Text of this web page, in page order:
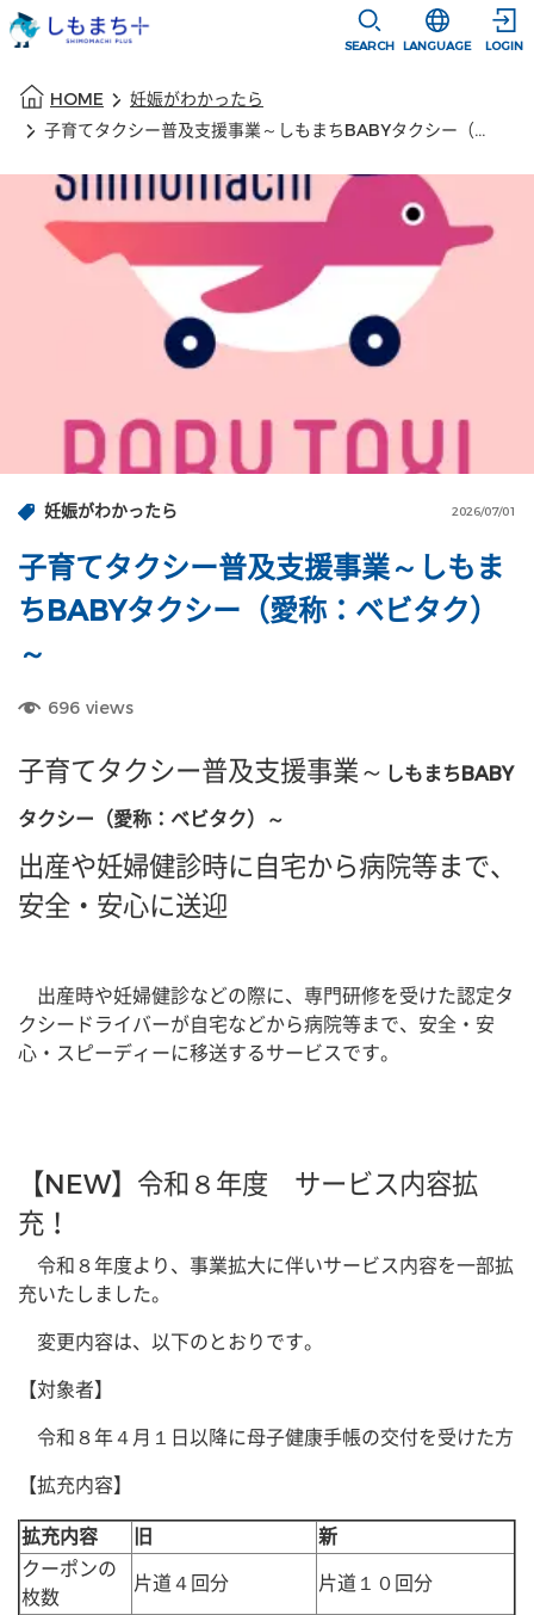
SEARCH
選択すると言
LANGUAGE LOGIN
HOME
妊娠がわかったら
子育てタクシー普及支援事業～しもまちBABYタクシー（愛称：ベビタク）～
妊娠がわかったら 2026/07/01
子育てタクシー普及支援事業～しもま
ちBABYタクシー（愛称：ベビタク）
～
696 views
子育てタクシー普及支援事業​​～ しもまちBABY
タクシー（愛称：ベビタク）～
​出産や妊婦健診時に自宅から病院等まで、
安全・安心に送迎
​ 出産時や妊婦健診などの際に、専門研修を受けた認定タ
クシードライバーが自宅などから病院等まで、安全・安
心・スピーディーに移送するサービスです。
【NEW】令和８年度 サービス内容拡
充！
令和８年度より、事業拡大に伴いサービス内容を一部拡
充いたしました。
変更内容は、以下のとおりです。
【対象者】
令和８年４月１日以降に母子健康手帳の交付を受けた方
【拡充内容】
拡充内容 旧
新
クーポンの
枚数
片道４回分
片道１０回分